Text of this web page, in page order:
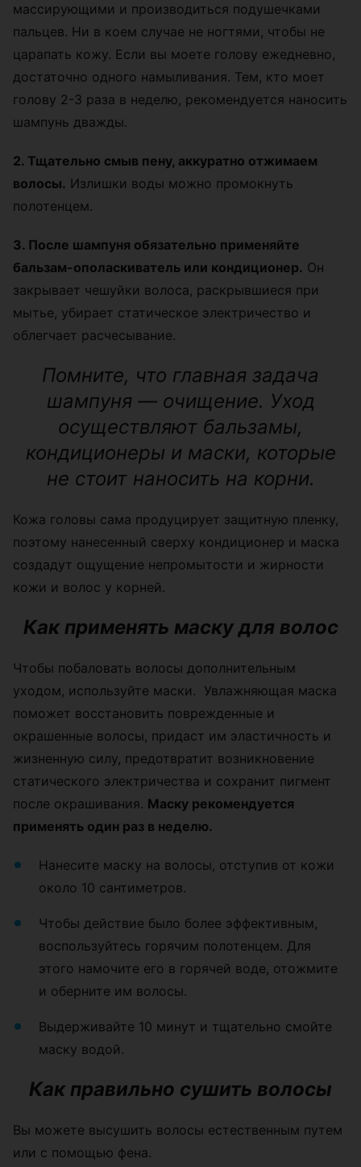
массирующими и производиться подушечками
пальцев. Ни в коем случае не ногтями, чтобы не
царапать кожу. Если вы моете голову ежедневно,
достаточно одного намыливания. Тем, кто моет
голову 2-3 раза в неделю, рекомендуется наносить
шампунь дважды.
2. Тщательно смыв пену, аккуратно отжимаем
волосы. Излишки воды можно промокнуть
полотенцем.
3. После шампуня обязательно применяйте
бальзам-ополаскиватель или кондиционер. Он
закрывает чешуйки волоса, раскрывшиеся при
мытье, убирает статическое электричество и
облегчает расчесывание.
Помните, что главная задача
шампуня — очищение. Уход
осуществляют бальзамы,
кондиционеры и маски, которые
не стоит наносить на корни.
Кожа головы сама продуцирует защитную пленку,
поэтому нанесенный сверху кондиционер и маска
создадут ощущение непромытости и жирности
кожи и волос у корней.
Как применять маску для волос
Чтобы побаловать волосы дополнительным
уходом, используйте маски. Увлажняющая маска
поможет восстановить поврежденные и
окрашенные волосы, придаст им эластичность и
жизненную силу, предотвратит возникновение
статического электричества и сохранит пигмент
после окрашивания. Маску рекомендуется
применять один раз в неделю.
Нанесите маску на волосы, отступив от кожи
около 10 сантиметров.
Чтобы действие было более эффективным,
воспользуйтесь горячим полотенцем. Для
этого намочите его в горячей воде, отожмите
и оберните им волосы.
Выдерживайте 10 минут и тщательно смойте
маску водой.
Как правильно сушить волосы
Вы можете высушить волосы естественным путем
или с помощью фена.